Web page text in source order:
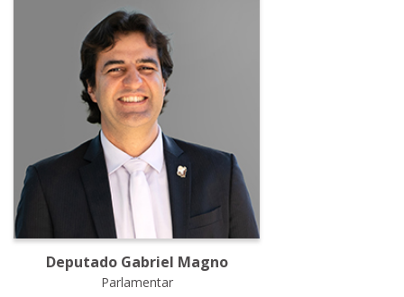
Deputado Gabriel Magno
Parlamentar